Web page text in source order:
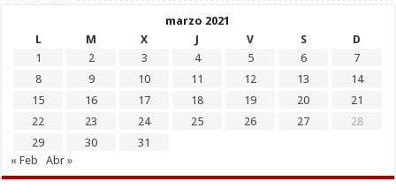
marzo 2021
L
M X J V S
D
1
2 3 4 5 6
7
8
9 10 11 12 13
14
15
16 17 18 19 20
21
22
23 24 25 26 27
28
29
30
31
« Feb
Abr »